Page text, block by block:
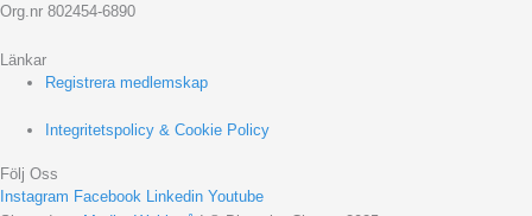
Org.nr 802454-6890
Länkar
Registrera medlemskap
Integritetspolicy & Cookie Policy
Följ Oss
Instagram Facebook Linkedin Youtube